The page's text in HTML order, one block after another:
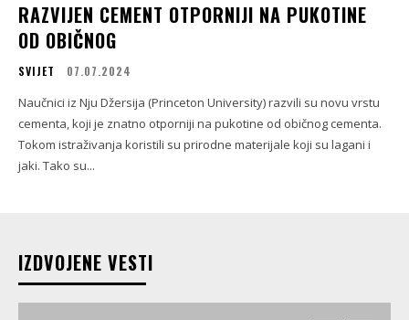
RAZVIJEN CEMENT OTPORNIJI NA PUKOTINE
OD OBIČNOG
SVIJET 07.07.2024
Naučnici iz Nju Džersija (Princeton University) razvili su novu vrstu
cementa, koji je znatno otporniji na pukotine od običnog cementa.
Tokom istraživanja koristili su prirodne materijale koji su lagani i
jaki. Tako su...
IZDVOJENE VESTI